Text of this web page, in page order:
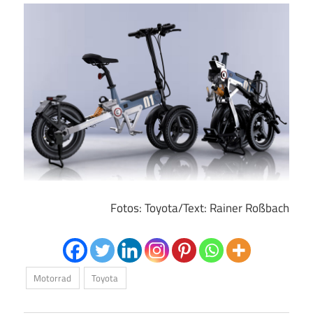
Fotos: Toyota/Text: Rainer Roßbach
Motorrad Toyota